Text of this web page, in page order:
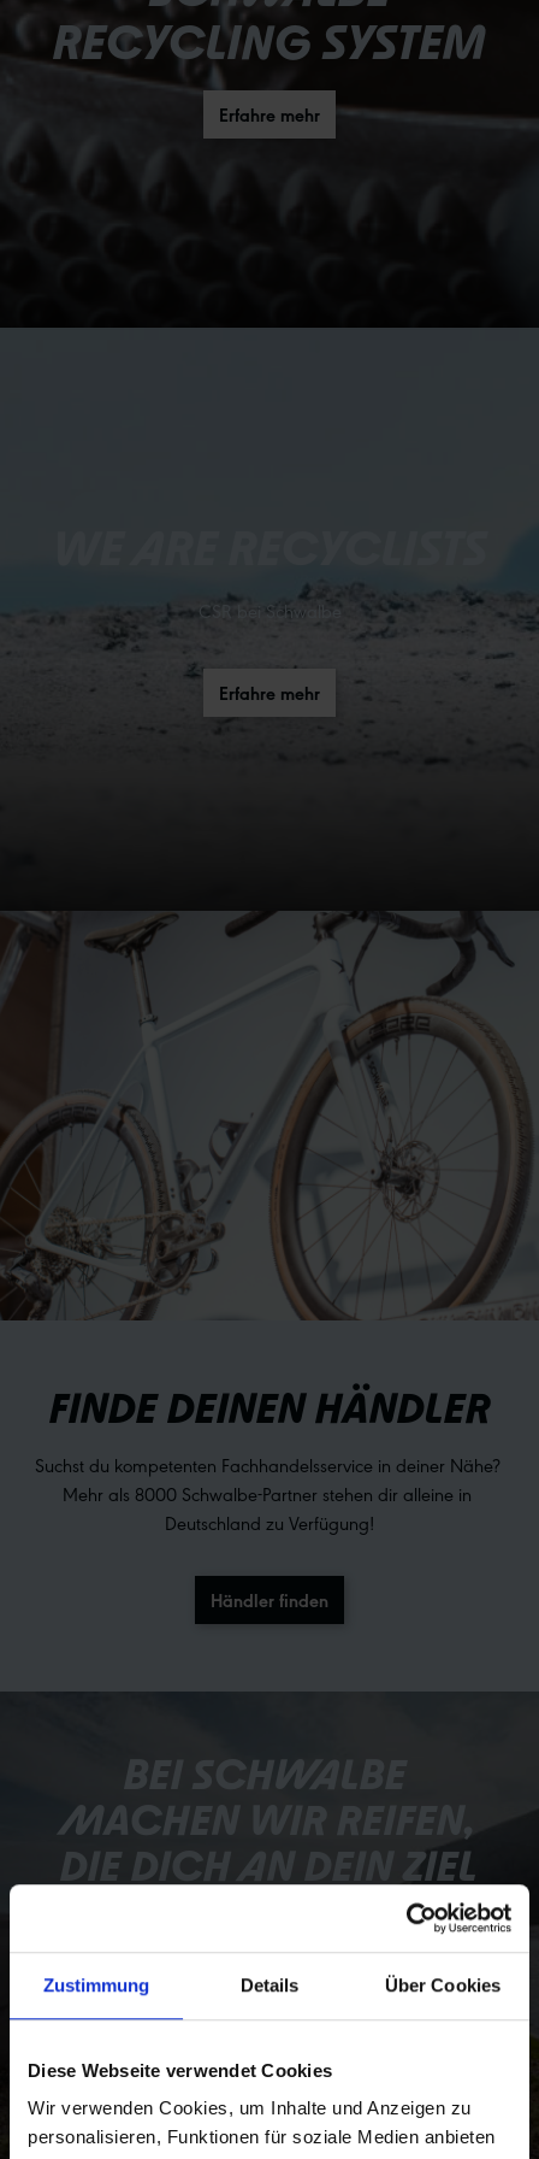
Zustimmung Details Über Cookies
Diese Webseite verwendet Cookies
Wir verwenden Cookies, um Inhalte und Anzeigen zu
personalisieren, Funktionen für soziale Medien anbieten
RECYCLING SYSTEM
Erfahre mehr
CSR bei Schwalbe
Erfahre mehr
FINDE DEINEN HÄNDLER
Suchst du kompetenten Fachhandelsservice in deiner Nähe?
Mehr als 8000 Schwalbe-Partner stehen dir alleine in
Deutschland zu Verfügung!
Händler finden
BEI SCHWALBE
MACHEN WIR REIFEN,
DIE DICH AN DEIN ZIEL
BRINGEN. WO AUCH
IMMER DAS SEIN
MAG.
Zu den Unternehmenswerten